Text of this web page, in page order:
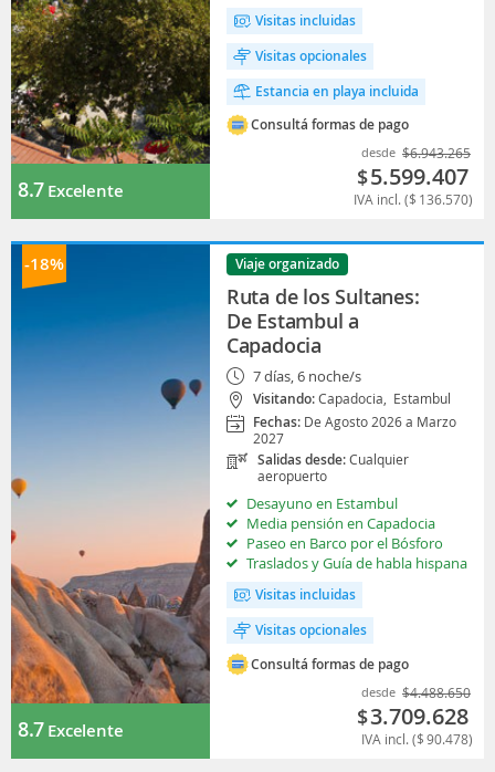
8.7Excelente
Visitas incluidas
Visitas opcionales
Estancia en playa incluida
Consultá formas de pago
desde $6.943.265
$5.599.407
IVA incl. ($ 136.570)
-18%
8.7Excelente
Viaje organizado
Ruta de los Sultanes:
De Estambul a
Capadocia
7 días, 6 noche/s
Visitando:Capadocia, Estambul
Fechas: De Agosto 2026 a Marzo
2027
Salidas desde:Cualquier
aeropuerto
Desayuno en Estambul
Media pensión en Capadocia
Paseo en Barco por el Bósforo
Traslados y Guía de habla hispana
Visitas incluidas
Visitas opcionales
Consultá formas de pago
desde $4.488.650
$3.709.628
IVA incl. ($90.478)